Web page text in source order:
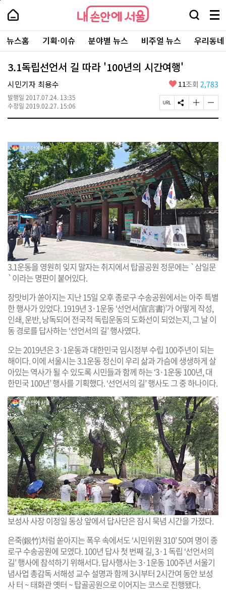
본
로
가
내
손
안
에
서
울
-
서
울
시
대
표
소
털
내
손
에
울
검
창
열
기
메
뉴
전
체
보
주
요
서
뉴스홈 기획·이슈 분야별 뉴스 비주얼 뉴스 우리동
3.1독립선언서 길 따라 '100년의 시간여행'
시민기자 최용수
발행일 2017.07.24. 13:35
수정일 2019.02.27. 15:06
좋
요
11조회 2,783
페
이
R
L
복
사
S
N
유
하
기
글
자
크
게
변
경
하
기
글
자
작
게
변
경
하
기
3.1운동을 영원히 잊지 말자는 취지에서 탑골공원 정문에는 `삼일문
`이라는 명판이 붙어있다.
장맛비가 쏟아지는 지난 15일 오후 종로구 수송공원에서는 아주 특별
한 행사가 있었다. 1919년 3·1운동 ‘선언서(宣言書)’가 어떻게 작성,
인쇄, 운반, 낭독되어 전국적 독립운동의 도화선이 되었는지, 그 날 이
동 경로를 답사하는 ‘선언서의 길’ 행사였다.
오는 2019년은 3·1운동과 대한민국 임시정부 수립 100주년이 되는
해이다. 이에 서울시는 3.1운동 정신이 우리 삶과 가슴에 생생하게 살
아있는 역사가 될 수 있도록 시민들과 함께 하는 ‘3·1운동 100년, 대
한민국 100년’ 행사를 기획했다. ‘선언서의 길’ 행사도 그 중 하나이다.
보성사 사장 이정일 동상 앞에서 답사단은 잠시 묵념 시간을 가졌다.
은죽(銀竹)처럼 쏟아지는 폭우 속에서도 ‘시민위원 310’ 50여 명이 종
로구 수송공원에 모였다. 100년 답사 첫 번째 길, 3·1 독립 ‘선언서의
길’ 행사에 참석하기 위해서다. 답사행사는 3·1운동 100주년 서울기
념사업 총감독 서해성 교수 설명과 함께 3시부터 2시간여 동안 보성
사 터 ~ 태화관 옛터 ~ 탑골공원으로 이어지는 코스로 진행됐다.
페
상
단
로